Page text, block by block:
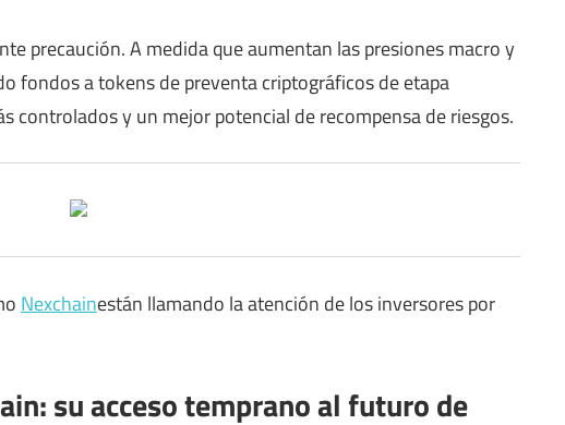
precaución. A medida que aumentan las presiones macro y
fondos a tokens de preventa criptográficos de etapa
controlados y un mejor potencial de recompensa de riesgos.
Nexchainestán llamando la atención de los inversores por
su acceso temprano al futuro de